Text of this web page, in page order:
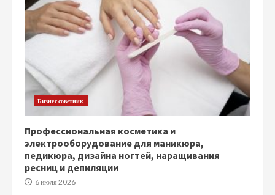
Бизнес советник
Профессиональная косметика и
электрооборудование для маникюра,
педикюра, дизайна ногтей, наращивания
ресниц и депиляции
6 июля 2026